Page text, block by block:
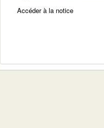
Accéder à la notice